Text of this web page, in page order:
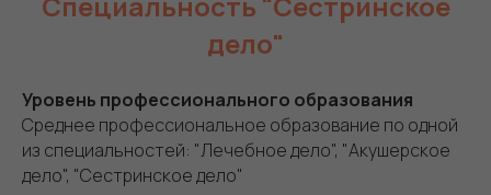
дело"
Уровень профессионального образования
Среднее профессиональное образование по одной
из специальностей: "Лечебное дело", "Акушерское
дело", "Сестринское дело"